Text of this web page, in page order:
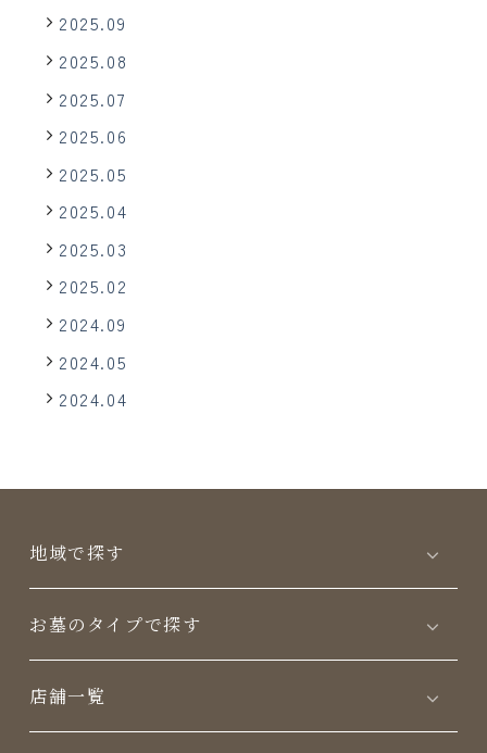
2025.09
2025.08
2025.07
2025.06
2025.05
2025.04
2025.03
2025.02
2024.09
2024.05
2024.04
地域で探す
お墓のタイプで探す
店舗一覧